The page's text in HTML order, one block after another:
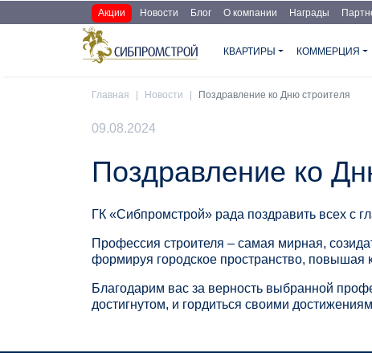
Перейти к основному содержанию
Основная навигация доп
Акции Новости Блог О компании Награды
КВАРТИРЫ КОММЕРЦИЯ
Главная Новости Поздравление ко Дню строителя
09.08.2024
Поздравление ко
ГК «Сибпромстрой» рада поздравить всех с
Профессия строителя – самая мирная,
формируя городское пространство, повышая
Благодарим вас за верность выбранной
достигнутом, и гордиться своими